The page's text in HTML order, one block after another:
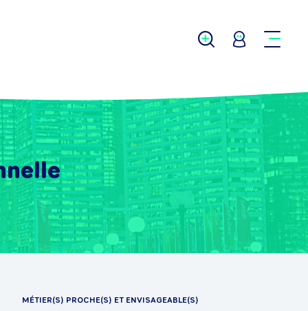
MÉTIER(S) PROCHE(S) ET ENVISAGEABLE(S)